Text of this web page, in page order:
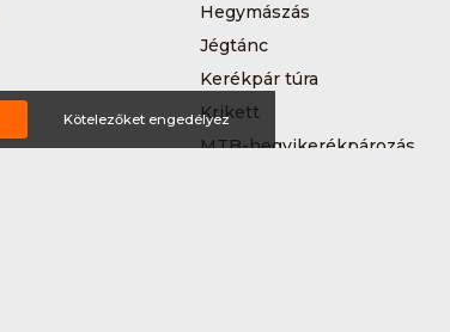
Hegymászás
Jégtánc
Kerékpár túra
Krikett
MTB-hegyikerékpározás
Kötelezőket engedélyez